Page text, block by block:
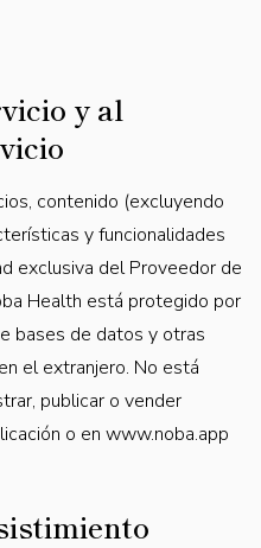
y al
contenido (excluyendo
y funcionalidades
exclusiva del Proveedor de
Health está protegido por
bases de datos y otras
el extranjero. No está
publicar o vender
o en www.noba.app